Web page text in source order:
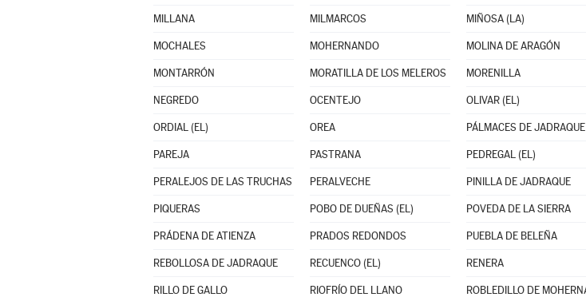
MILLANA MILMARCOS MIÑOSA (LA)
MOCHALES MOHERNANDO MOLINA DE ARAGÓN
MONTARRÓN MORATILLA DE LOS MELEROS MORENILLA
NEGREDO OCENTEJO OLIVAR (EL)
ORDIAL (EL) OREA PÁLMACES DE JADRAQUE
PAREJA PASTRANA PEDREGAL (EL)
PERALEJOS DE LAS TRUCHAS PERALVECHE PINILLA DE JADRAQUE
PIQUERAS POBO DE DUEÑAS (EL) POVEDA DE LA SIERRA
PRÁDENA DE ATIENZA PRADOS REDONDOS PUEBLA DE BELEÑA
REBOLLOSA DE JADRAQUE RECUENCO (EL) RENERA
RILLO DE GALLO RIOFRÍO DEL LLANO